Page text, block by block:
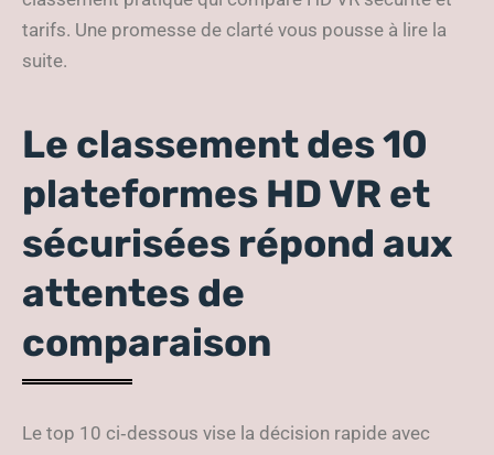
tarifs. Une promesse de clarté vous pousse à lire la
suite.
Le classement des 10
plateformes HD VR et
sécurisées répond aux
attentes de
comparaison
Le top 10 ci‑dessous vise la décision rapide avec